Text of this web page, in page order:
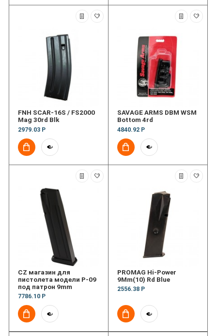
FNH SCAR-16S / FS2000
Mag 30rd Blk
2979.03 Р
SAVAGE ARMS DBM WSM
Bottom 4rd
4840.92 Р
CZ магазин для
пистолета модели P-09
под патрон 9mm
7786.10 Р
PROMAG Hi-Power
9Mm(10) Rd Blue
2556.38 Р